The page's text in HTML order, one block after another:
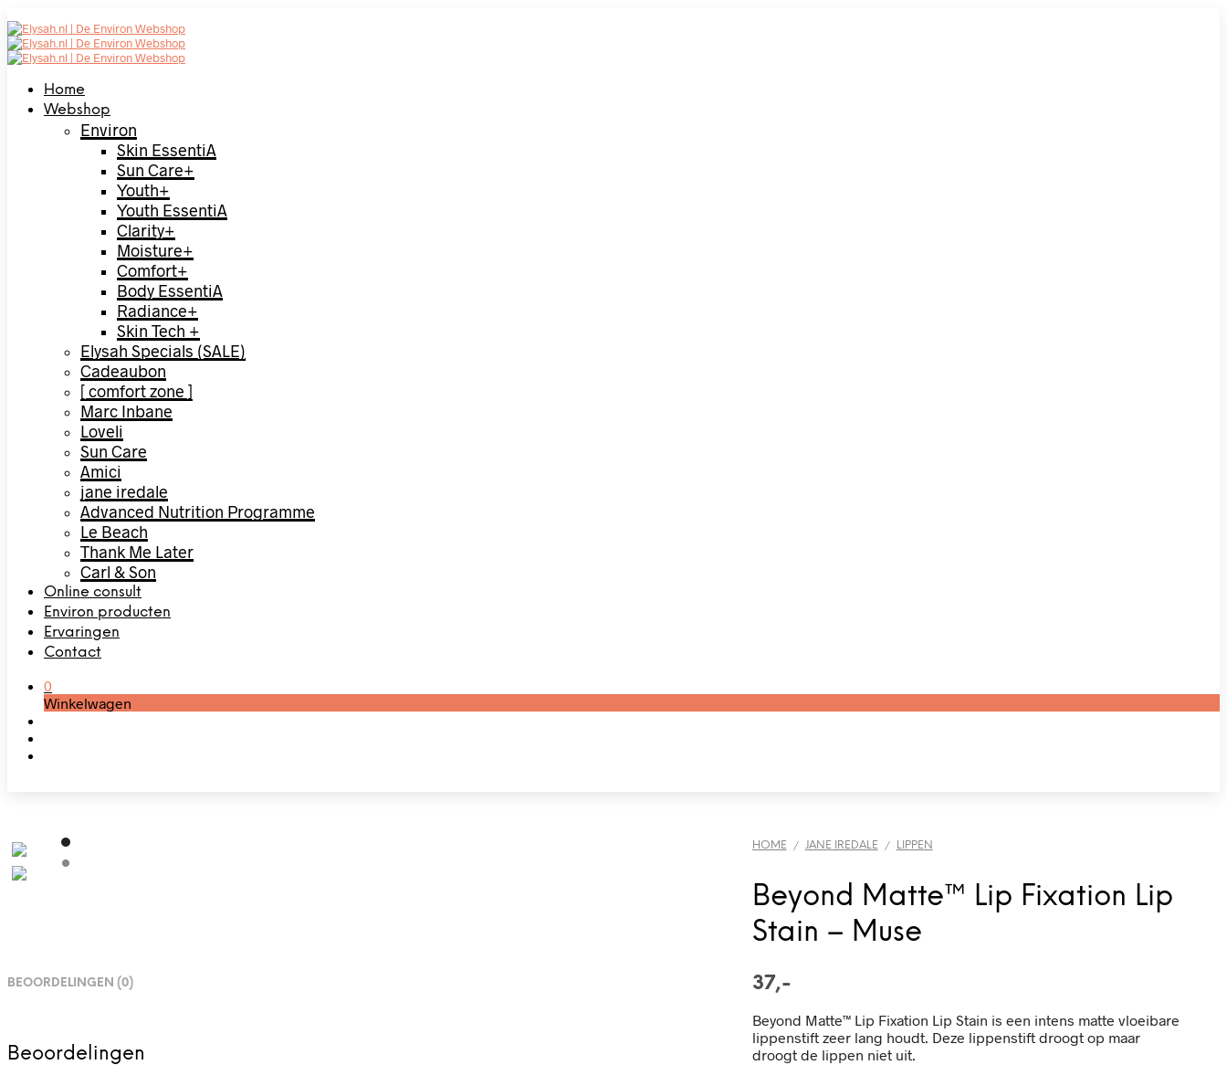
Home
Webshop
Environ
Skin EssentiA
Sun Care+
Youth+
Youth EssentiA
Clarity+
Moisture+
Comfort+
Body EssentiA
Radiance+
Skin Tech +
Elysah Specials (SALE)
Cadeaubon
[ comfort zone ]
Marc Inbane
Loveli
Sun Care
Amici
jane iredale
Advanced Nutrition Programme
Le Beach
Thank Me Later
Carl & Son
Online consult
Environ producten
Ervaringen
Contact
0
Winkelwagen
HOME / JANE IREDALE / LIPPEN
Beyond Matte™ Lip Fixation Lip
Stain – Muse
37,-
Beyond Matte™ Lip Fixation Lip Stain is een intens matte vloeibare
lippenstift zeer lang houdt. Deze lippenstift droogt op maar
droogt de lippen niet uit.
BEOORDELINGEN (0)
Beoordelingen